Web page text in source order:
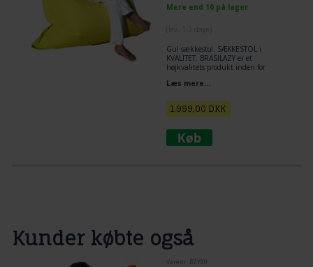
Mere end 10 på lager
Gul sækkestol. SÆKKESTOL i
KVALITET. BRASILAZY er et
højkvalitets produkt inden for
Læs mere...
1.999,00 DKK
Kunder købte også
Varenr. BZY80